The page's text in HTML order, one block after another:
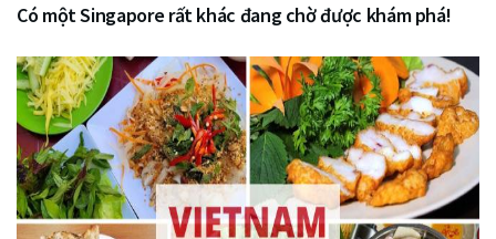
Có một Singapore rất khác đang chờ được khám phá!